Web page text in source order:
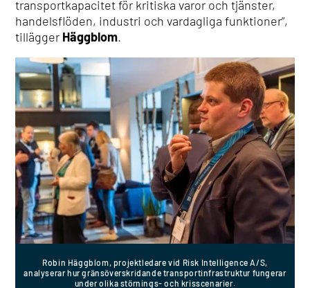
transportkapacitet för kritiska varor och tjänster,
handelsflöden, industri och vardagliga funktioner”,
tillägger Häggblom.
Robin Häggblom, projektledare vid Risk Intelligence A/S,
analyserar hur gränsöverskridande transportinfrastruktur fungerar
under olika störnings- och krisscenarier.